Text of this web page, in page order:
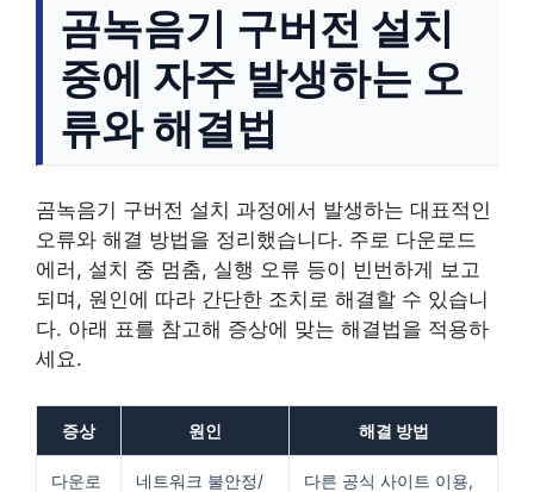
곰녹음기 구버전 설치
중에 자주 발생하는 오
류와 해결법
곰녹음기 구버전 설치 과정에서 발생하는 대표적인
오류와 해결 방법을 정리했습니다. 주로 다운로드
에러, 설치 중 멈춤, 실행 오류 등이 빈번하게 보고
되며, 원인에 따라 간단한 조치로 해결할 수 있습니
다. 아래 표를 참고해 증상에 맞는 해결법을 적용하
세요.
증상 원인 해결 방법
다운로
네트워크 불안정/
다른 공식 사이트 이용,